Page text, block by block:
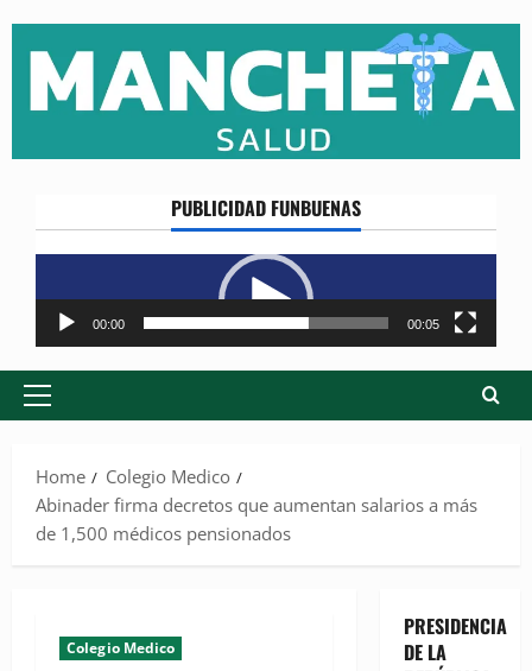
content
PUBLICIDAD FUNBUENAS
Reproductor
de
vídeo
00:00 00:05
Primary
Home
Colegio Medico
Abinader firma decretos que aumentan salarios a más
de 1,500 médicos pensionados
Colegio Medico
PRESIDENCIA
DE LA